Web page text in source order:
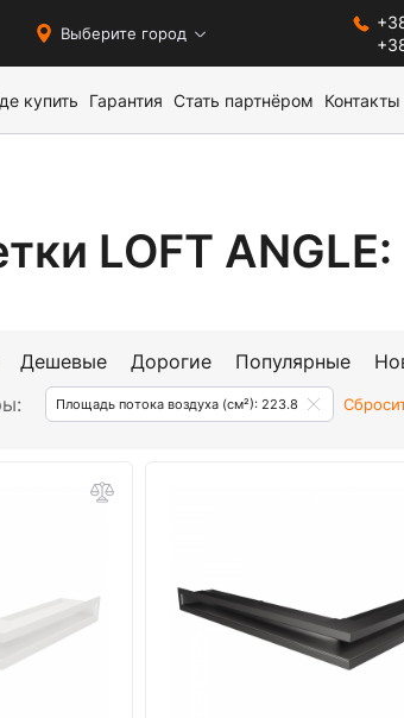
Выберите город
купить Гарантия Стать партнёром Контакты
LOFT
Дешевые Дорогие Популярные
Площадь потока воздуха (см²): 223.8